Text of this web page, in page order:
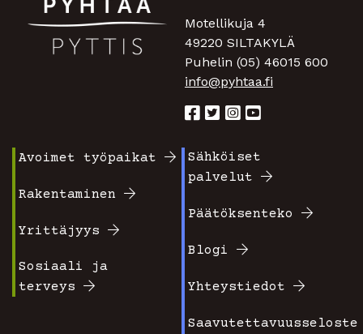
Motellikuja 4
49220 SILTAKYLÄ
Puhelin (05) 46015 600
info@pyhtaa.fi
valikko
1
Avoimet työpaikat
Rakentaminen
Yrittäjyys
Sosiaali ja
terveys
Footer
2
Sähköiset
palvelut
Päätöksenteko
Blogi
Yhteystiedot
Saavutettavuusseloste